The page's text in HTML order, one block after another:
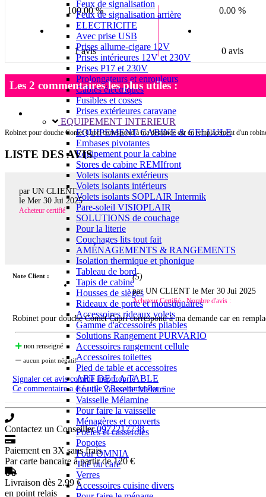
Feux de signalisation
Feux de signalisation arrière
ELECTRICITE
Avec prise USB
Prises allume-cigare 12V
Prises intérieures 12V et 230V
Prises P17 et 230V
Prolongateurs et enrouleurs
Câbles électriques
Fusibles et cosses
Prises extérieures caravane
EQUIPEMENT INTERIEUR
EQUIPEMENT CABINE & CELLULE
Embases pivotantes
Equipement pour la cabine
Stores de cabine REMIfront
Volets isolants extérieurs
Volets isolants intérieurs
Volets isolants SOPLAIR Intermik
Pare-soleil VISIOPLAIR
SOLUTIONS de couchage
Pour la literie
Couchages lits tout fait
AMÉNAGEMENTS & RANGEMENTS
Isolation thermique et phonique
Tableau de bord
Tapis de cabine
Housses de sièges
Rideaux de porte et moustiquaires
Accessoires rideaux volets
Gamme d'accessoires pliables
Solutions Rangement PURVARIO
Accessoires rangement cellule
Accessoires toilettes
Pied de table et accessoires
ART DE LA TABLE
Lot de Vaisselle Mélamine
Vaisselle Mélamine
Pour faire la vaisselle
Ménagères et couverts
Poêles et casseroles
Popotes
Four OMNIA
Thé ou café
Verres
Accessoires cuisine divers
100.00 %
1 avis
0.00 %
0 avis
Les 2 commentaires les plus utiles :
Robinet pour douche Comet Capri correspond à ma demande car en remplacement d'un
LISTE DES AVIS
par UN CLIENT
le Mer 30 Jui 2025
Acheteur certifié
Note Client : (5)
par UN CLIENT leMer 30 Jui 2025
Acheteur Certifié - Nombre d'avis :
Robinet pour douche Comet Capri correspond à ma demande car en
non renseigné
aucun point négatif
Signaler cet avis comme inapproprié
Ce commentaire a été utile ? Recommander +
Contactez un Conseiller0972217738
Paiement en 3X sans frais
Par carte bancaire à partir de 120 €
Livraison dès 2.99 €
en point relais